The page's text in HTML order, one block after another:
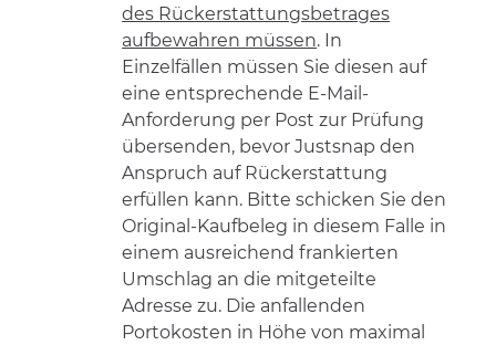
des Rückerstattungsbetrages
aufbewahren müssen. In
Einzelfällen müssen Sie diesen auf
eine entsprechende E-Mail-
Anforderung per Post zur Prüfung
übersenden, bevor Justsnap den
Anspruch auf Rückerstattung
erfüllen kann. Bitte schicken Sie den
Original-Kaufbeleg in diesem Falle in
einem ausreichend frankierten
Umschlag an die mitgeteilte
Adresse zu. Die anfallenden
Portokosten in Höhe von maximal